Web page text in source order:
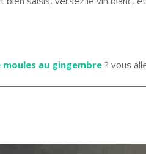
au gingembre ? vous